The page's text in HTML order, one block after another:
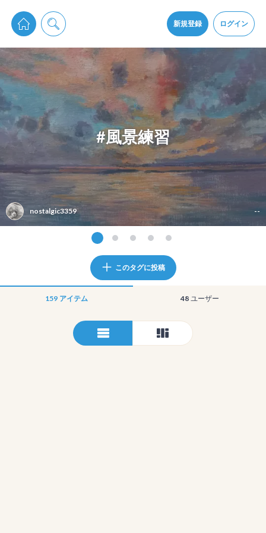
新規登録 ログイン
pixiv Sketchは2024年5月28日付で プライパシーポリシーを改定しました。
通知を受け取るにはここをクリックします
pixiv Sketchアプリでさらに快適に！
アプリをインストール
#風景練習
nostalgic3359 --
このタグに投稿
159 アイテム 48 ユーザー